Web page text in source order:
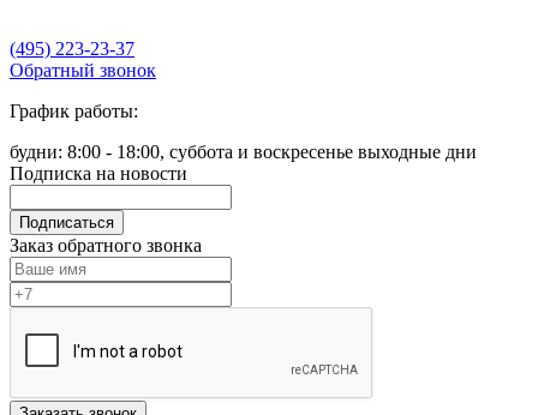
(495) 223-23-37
Обратный звонок
График работы:
будни: 8:00 - 18:00, суббота и воскресенье выходные дни
Подписка на новости
Подписаться
Заказ обратного звонка